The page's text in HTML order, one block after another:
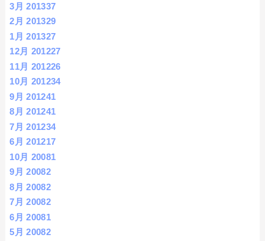
3月 201337
2月 201329
1月 201327
12月 201227
11月 201226
10月 201234
9月 201241
8月 201241
7月 201234
6月 201217
10月 20081
9月 20082
8月 20082
7月 20082
6月 20081
5月 20082